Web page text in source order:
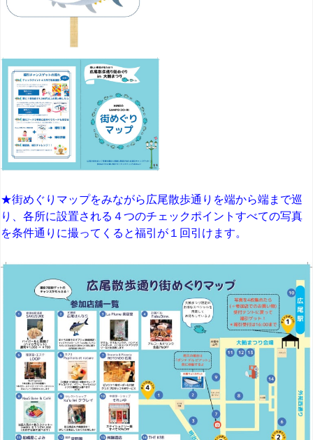
★街めぐりマップをみながら広尾散歩通りを端から端まで巡
り、各所に設置される４つのチェックポイントすべての写真
を条件通りに撮ってくると福引が１回引けます。